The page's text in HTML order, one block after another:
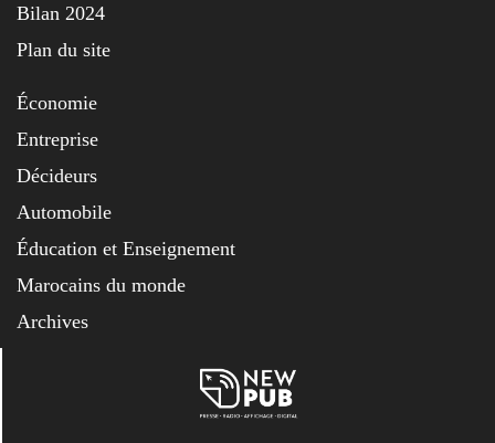
Bilan 2024
Plan du site
Économie
Entreprise
Décideurs
Automobile
Éducation et Enseignement
Marocains du monde
Archives